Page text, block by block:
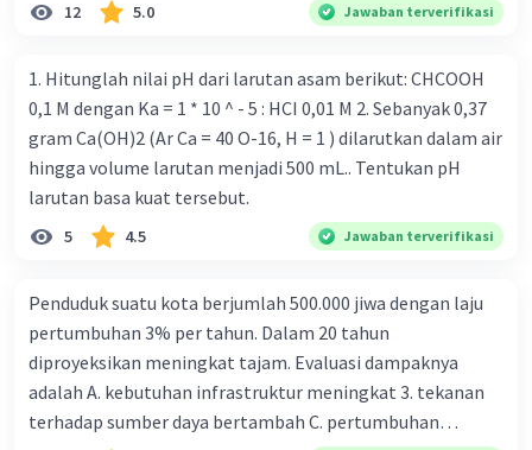
12 5.0 Jawaban terverifikasi
1. Hitunglah nilai pH dari larutan asam berikut: CHCOOH
0,1 M dengan Ka = 1 * 10 ^ - 5 : HCI 0,01 M 2. Sebanyak 0,37
gram Ca(OH)2 (Ar Ca = 40 O-16, H = 1 ) dilarutkan dalam air
hingga volume larutan menjadi 500 mL.. Tentukan pH
larutan basa kuat tersebut.
5 4.5 Jawaban terverifikasi
Penduduk suatu kota berjumlah 500.000 jiwa dengan laju
pertumbuhan 3% per tahun. Dalam 20 tahun
diproyeksikan meningkat tajam. Evaluasi dampaknya
adalah A. kebutuhan infrastruktur meningkat 3. tekanan
terhadap sumber daya bertambah C. pertumbuhan